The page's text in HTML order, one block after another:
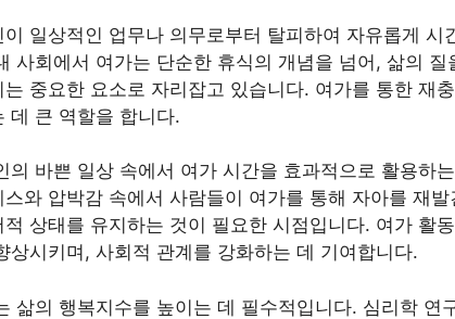
이 일상적인 업무나 의무로부터 탈피하여 자유롭게 시
사회에서 여가는 단순한 휴식의 개념을 넘어, 삶의
는 중요한 요소로 자리잡고 있습니다. 여가를 통한 재
데 큰 역할을 합니다.
의 바쁜 일상 속에서 여가 시간을 효과적으로 활용하
스와 압박감 속에서 사람들이 여가를 통해 자아를 재
적 상태를 유지하는 것이 필요한 시점입니다. 여가 활
상시키며, 사회적 관계를 강화하는 데 기여합니다.
삶의 행복지수를 높이는 데 필수적입니다. 심리학 연